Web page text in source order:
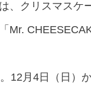
、クリスマス
Mr.
12月4日（日）